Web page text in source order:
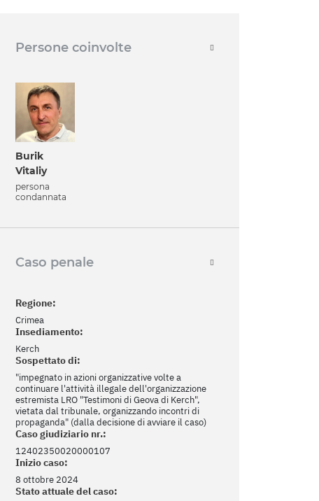
Persone coinvolte
Burik
Vitaliy
persona
condannata
Caso penale
Regione:
Crimea
Insediamento:
Kerch
Sospettato di:
"impegnato in azioni organizzative volte a
continuare l'attività illegale dell'organizzazione
estremista LRO "Testimoni di Geova di Kerch",
vietata dal tribunale, organizzando incontri di
propaganda" (dalla decisione di avviare il caso)
Caso giudiziario nr.:
12402350020000107
Inizio caso:
8 ottobre 2024
Stato attuale del caso: